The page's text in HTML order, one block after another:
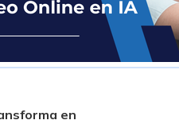
en